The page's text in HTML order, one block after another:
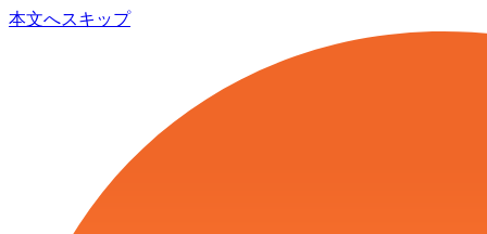
本文へスキップ